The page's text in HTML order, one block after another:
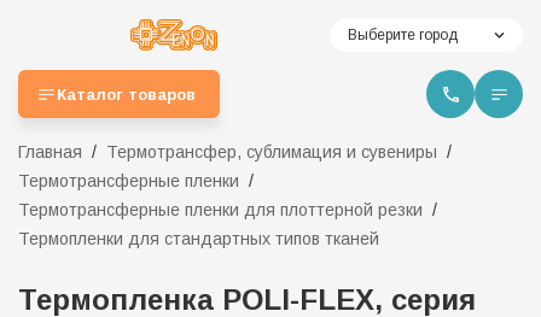
Выберите город
Каталог товаров
Главная
Термотрансфер, сублимация и сувениры
Термотрансферные пленки
Термотрансферные пленки для плоттерной резки
Термопленки для стандартных типов тканей
Термопленка POLI-FLEX, серия